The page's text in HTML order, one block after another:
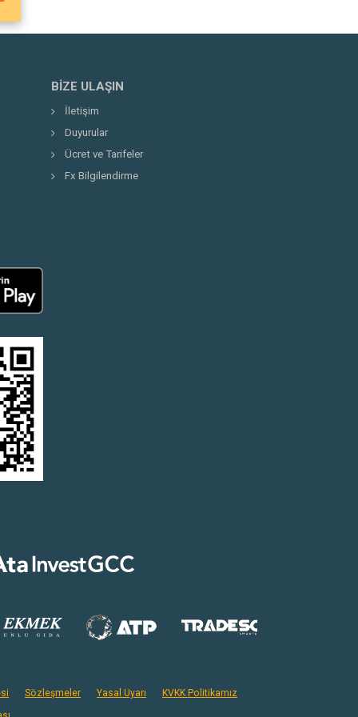
BIZE ULAŞIN
İletişim
Duyurular
Ücret ve Tarifeler
Fx Bilgilendirme
Sözleşmeler Yasal Uyarı
KVKK Politikamız